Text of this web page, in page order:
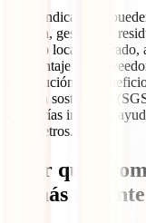
Estos indicadores
energía, gestión de
empleo local
(porcentaje de
distribución de
gestión sostenibles
auditorías internas,
parámetros.
¿Por qué
es más